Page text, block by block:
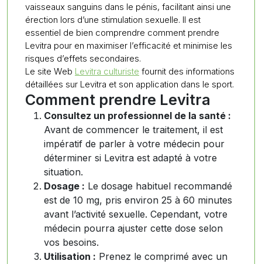
vaisseaux sanguins dans le pénis, facilitant ainsi une
érection lors d’une stimulation sexuelle. Il est
essentiel de bien comprendre comment prendre
Levitra pour en maximiser l’efficacité et minimise les
risques d’effets secondaires.
Le site Web Levitra culturiste fournit des informations
détaillées sur Levitra et son application dans le sport.
Comment prendre Levitra
Consultez un professionnel de la santé :
Avant de commencer le traitement, il est
impératif de parler à votre médecin pour
déterminer si Levitra est adapté à votre
situation.
Dosage : Le dosage habituel recommandé
est de 10 mg, pris environ 25 à 60 minutes
avant l’activité sexuelle. Cependant, votre
médecin pourra ajuster cette dose selon
vos besoins.
Utilisation : Prenez le comprimé avec un